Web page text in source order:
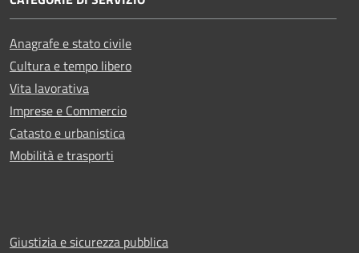
Anagrafe e stato civile
Cultura e tempo libero
Vita lavorativa
Imprese e Commercio
Catasto e urbanistica
Mobilità e trasporti
Giustizia e sicurezza pubblica